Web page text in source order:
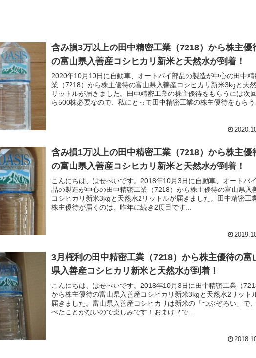
含み損3万以上の田中精密工業（7218）から株主優
の富山県入善産コシヒカリ新米と天然水が到着！
2020年10月10日に自動車、オートバイ部品の製造が中心の田中精
業（7218）から株主優待の富山県入善産コシヒカリ新米3kgと天
リットルが届きました。田中精密工業の株主優待をもらうには次
ら500株必要なので、私にとって田中精密工業の株主優待をもらう
含み損1万以上の田中精密工業（7218）から株主優
の富山県入善産コシヒカリ新米と天然水が到着！
こんにちは、はせべいです。2018年10月3日に自動車、オートバ
品の製造が中心の田中精密工業（7218）から株主優待の富山県入
コシヒカリ新米3kgと天然水2リットルが届きました。田中精密工
株主優待が届くのは、昨年に続き2度目です...
3月権利の田中精密工業（7218）から株主優待の富
県入善産コシヒカリ新米と天然水が到着！
こんにちは、はせべいです。2018年10月3日に田中精密工業（
から株主優待の富山県入善産コシヒカリ新米3kgと天然水2リット
届きました。富山県入善産コシヒカリは新米の「つぶぞろい」で
べたことがないので楽しみです！おまけ？で...